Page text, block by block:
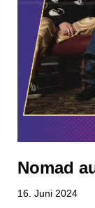
Nomad
16. Juni 2024